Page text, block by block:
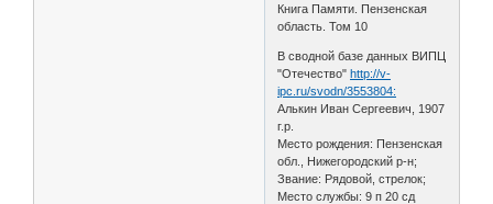
Книга Памяти. Пензенская
область. Том 10
В сводной базе данных ВИПЦ
"Отечество"http://v-
ipc.ru/svodn/3553804:
Алькин Иван Сергеевич, 1907
г.р.
Место рождения: Пензенская
обл., Нижегородский р-н;
Звание: Рядовой, стрелок;
Место службы: 9 п 20 сд